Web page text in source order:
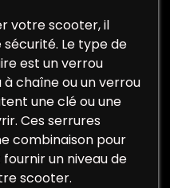
votre scooter, il
Le type de
est un verrou
à chaîne ou un verrou
une clé ou une
Ces serrures
combinaison pour
un niveau de
scooter.